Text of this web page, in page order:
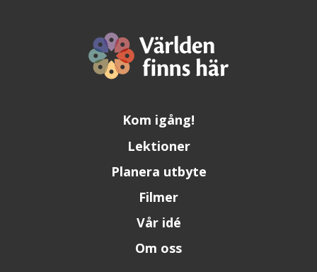
Kom igång!
Lektioner
Planera utbyte
Filmer
Vår idé
Om oss